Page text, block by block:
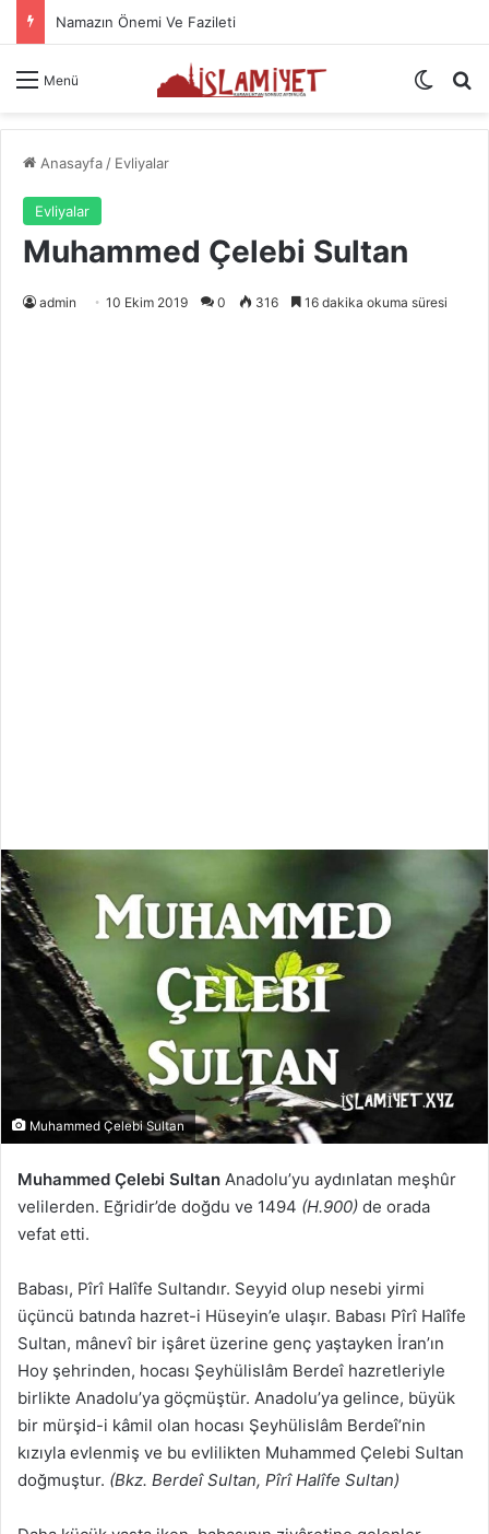
Namazın Önemi Ve Fazileti
Menü Dış
Anasayfa/ Evliyalar
Evliyalar
Muhammed Çelebi Sultan
admin 10 Ekim 2019 0 316 16 dakika okuma süresi
Muhammed Çelebi Sultan
Muhammed Çelebi Sultan Anadolu’yu aydınlatan meşhûr
velilerden. Eğridir’de doğdu ve 1494 (H.900) de orada
vefat etti.
Babası, Pîrî Halîfe Sultandır. Seyyid olup nesebi yirmi
üçüncü batında hazret-i Hüseyin’e ulaşır. Babası Pîrî Halîfe
Sultan, mânevî bir işâret üzerine genç yaştayken İran’ın
Hoy şehrinden, hocası Şeyhülislâm Berdeî hazretleriyle
birlikte Anadolu’ya göçmüştür. Anadolu’ya gelince, büyük
bir mürşid-i kâmil olan hocası Şeyhülislâm Berdeî’nin
kızıyla evlenmiş ve bu evlilikten Muhammed Çelebi Sultan
doğmuştur. (Bkz. Berdeî Sultan, Pîrî Halîfe Sultan)